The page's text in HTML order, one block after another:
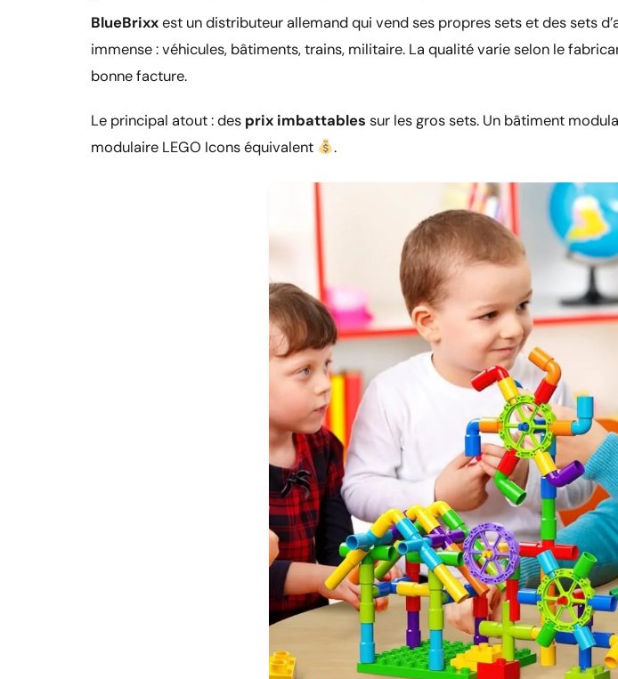
BlueBrixxest un distributeur allemand qui vend ses propres sets et des sets
immense : véhicules, bâtiments, trains, militaire. La qualité varie selon le
bonne facture.
Le principal atout : des prix imbattables sur les gros sets. Un bâtiment
modulaire LEGO Icons équivalent
.